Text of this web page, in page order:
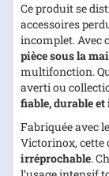
Ce produit se
accessoires
incomplet. Avec
pièce sous la
multifonction.
averti ou
fiable, durable
Fabriquée avec
Victorinox, cette
irréprochable.